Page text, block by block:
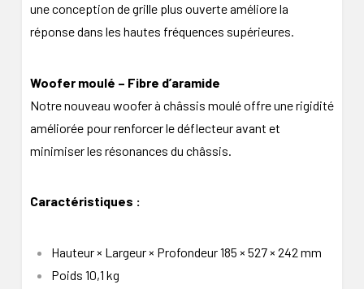
une conception de grille plus ouverte améliore la
réponse dans les hautes fréquences supérieures.
Woofer moulé – Fibre d’aramide
Notre nouveau woofer à châssis moulé offre une rigidité
améliorée pour renforcer le déflecteur avant et
minimiser les résonances du châssis.
Caractéristiques :
Hauteur × Largeur × Profondeur 185 × 527 × 242 mm
Poids 10,1 kg